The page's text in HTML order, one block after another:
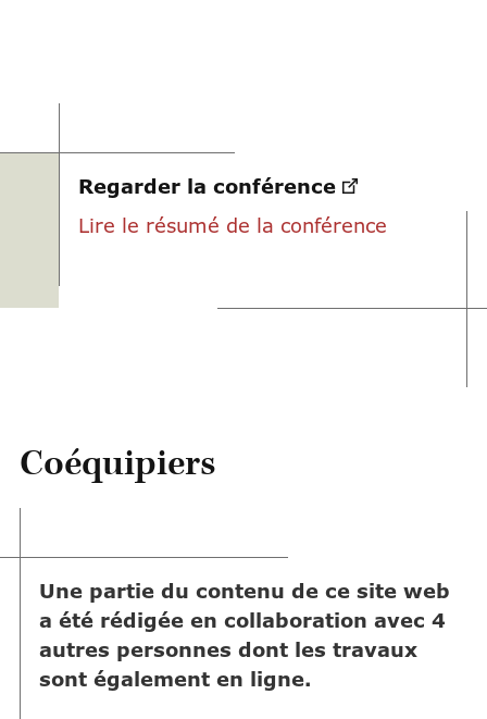
Regarder la conférence
Lire le résumé de la conférence
Coéquipiers
Une partie du contenu de ce site web
a été rédigée en collaboration avec 4
autres personnes dont les travaux
sont également en ligne.